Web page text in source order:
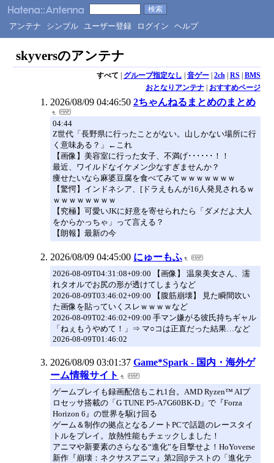
アンテナ シンプル ユーザー登録 ログイン ヘルプ
skyversのアンテナ
すべて | グループ指定なし | 音ゲー| 2ch| RS| BMS
おとなりアンテナ| おすすめページ
2026/08/09 04:46:50 2ちゃんねるまとめのまとめ
04:44
Z世代「長野県に行ったことがない。山しかない場所に行
く意味ある？」←これ
【画像】美容室に行った女子、不満げ･･････！！
最近、ワイルドなイケメン少なすぎませんか？
痩せたいなら麻婆豆腐を食べてみてｗｗｗｗｗｗｗ
【驚愕】インドネシア、[ドラえもんが16人発見されるｗ
ｗｗｗｗｗｗｗｗ
【究極】可愛いJKに好意を寄せられたら「ダメだよ大人
をからかっちゃ」って言える？
【朗報】最新の今
2026/08/09 04:45:00 にゅーもふ
2026-08-09T04:31:08+09:00 【画像】 温泉美女さん、濡
れタオルでお尻の形が透けてしまうなど
2026-08-09T03:46:02+09:00 【腹筋崩壊】 見た瞬間吹い
た画像を貼っていくスレｗｗｗｗなど
2026-08-09T02:46:02+09:00 手マン嫌がる彼氏持ちギャル
「ねぇもうやめて！」⇒ マ○コは正直だった結果…など
2026-08-09T01:46:02
2026/08/09 03:01:37 Game*Spark - 国内・海外ゲ
ーム情報サイト
ゲームプレイも録画配信もこれ1台。AMD Ryzen™ AIプ
ロセッサ搭載の「G TUNE P5-A7G60BK-D」で『Forza
Horizon 6』の世界を駆け回る
ゲーム＆制作の拠点となるノートPCで話題のレースタイ
トルをプレイ。放熱性能もチェックしました！
アニマや新要素のさらなる“進化”を目撃せよ！HoYoverse
新作『崩壊：ネクサスアニマ』第2回βテストの「進化テ